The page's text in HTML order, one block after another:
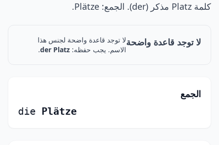
كلمة Platz مذكر (der). الجمع: Plätze.
لا توجد قاعدة واضحةلا توجد قاعدة واضحة لجنس هذا
الاسم. يجب حفظه: der Platz
.
الجمع
die Plätze